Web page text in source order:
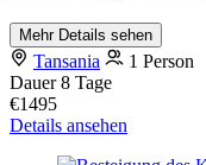
Mehr Details sehen
Tansania
1 Person
Dauer8 Tage
€1495
Details ansehen